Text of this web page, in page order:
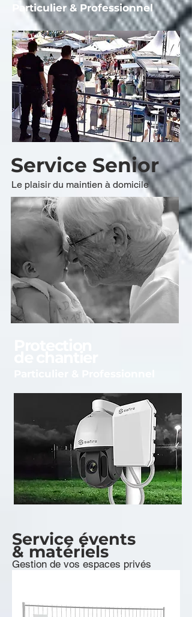
Particulier & Professionnel
Service Senior
Le plaisir du maintien à domicile
Service évents
& matériels
Gestion de vos espaces privés